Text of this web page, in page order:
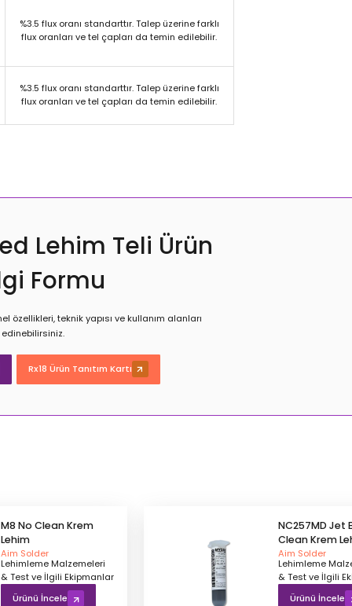
%3.5 flux oranı standarttır. Talep üzerine farklı
flux oranları ve tel çapları da temin edilebilir.
%3.5 flux oranı standarttır. Talep üzerine farklı
flux oranları ve tel çapları da temin edilebilir.
Lehim Teli Ürün
Formu
özellikleri, teknik yapısı ve kullanım alanları
Rx18 Ürün Tanıtım Kartı
M8 No Clean Krem
Lehim
Aim Solder
Lehimleme Malzemeleri
& Test ve İlgili Ekipmanlar
Ürünü İncele
NC257MD Jet
Clean Krem
Aim Solder
Lehimleme
& Test ve İlgili
Ürünü İncele